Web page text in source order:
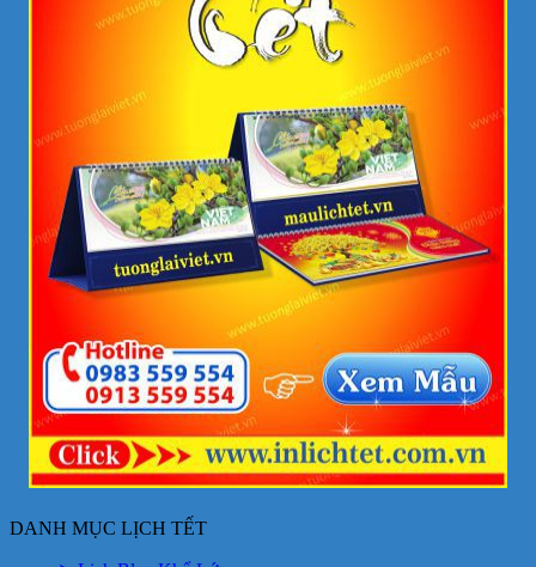
DANH MỤC LỊCH TẾT